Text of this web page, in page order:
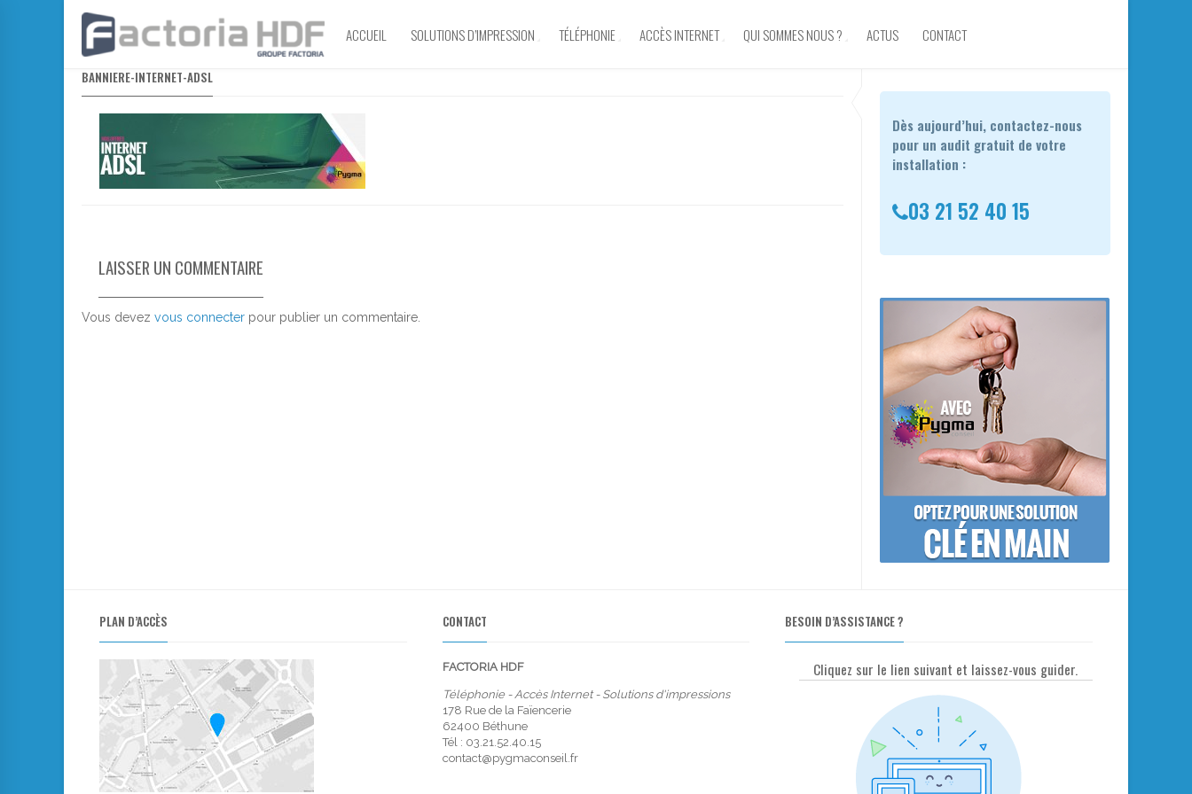
ACCUEIL SOLUTIONS D’IMPRESSION TÉLÉPHONIE ACCÈS INTERNET QUI SOMMES NOUS ? ACTUS CONTACT
Dès aujourd’hui, contactez-nous
pour un audit gratuit de votre
installation :
03 21 52 40 15
BANNIERE-INTERNET-ADSL
LAISSER UN COMMENTAIRE
Vous devez vous connecter pour publier un commentaire.
PLAN D’ACCÈS CONTACT
FACTORIA HDF
Téléphonie - Accès Internet - Solutions d'impressions
178 Rue de la Faïencerie
62400 Béthune
Tél : 03.21.52.40.15
contact@pygmaconseil.fr
BESOIN D’ASSISTANCE ?
Cliquez sur le lien suivant et laissez-vous guider.